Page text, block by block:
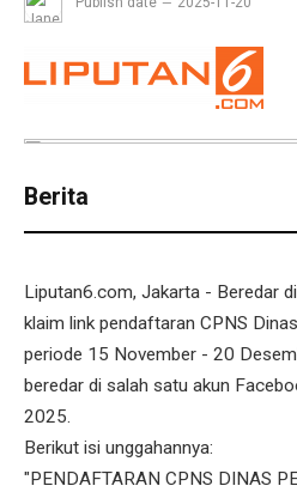
Berita
Liputan6.com, Jakarta - Beredar
klaim link pendaftaran CPNS
periode 15 November - 20
beredar di salah satu akun
2025.
Berikut isi unggahannya:
"PENDAFTARAN CPNS DINAS